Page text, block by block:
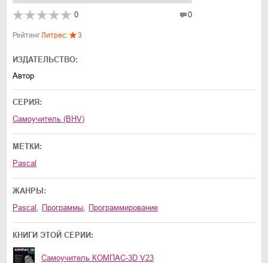
0 0
РейтингЛитрес: 3
ИЗДАТЕЛЬСТВО:
Автор
СЕРИЯ:
Самоучитель (BHV)
МЕТКИ:
Pascal
ЖАНРЫ:
Pascal
программы программирование
КНИГИ ЭТОЙ СЕРИИ:
Самоучитель КОМПАС-3D V23